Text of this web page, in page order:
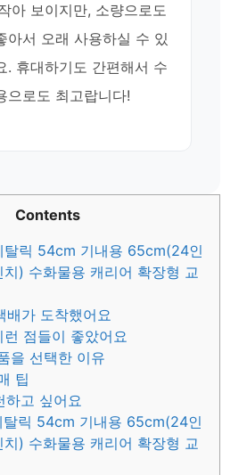
아 보이지만, 소량으로도
아서 오래 사용하실 수 있
. 휴대하기도 간편해서 수
으로도 최고랍니다!
Contents
탈릭 54cm 기내용 65cm(24인
) 수화물용 캐리어 확장형 교
배가 도착했어요
점들이 좋았어요
을 선택한 이유
팁
하고 싶어요
탈릭 54cm 기내용 65cm(24인
) 수화물용 캐리어 확장형 교